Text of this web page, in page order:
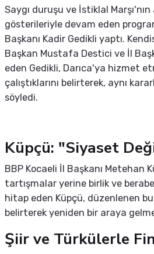
Saygı duruşu ve İstiklal
gösterileriyle devam eden
Başkanı Kadir Gedikli yaptı.
Başkan Mustafa Destici ve İl
eden Gedikli, Darıca'ya hizmet
çalıştıklarını belirterek, aynı
söyledi.
Küpçü: "Siyaset
BBP Kocaeli İl Başkanı Metehan
tartışmalar yerine birlik ve
hitap eden Küpçü, düzenlenen
belirterek yeniden bir araya
Şiir ve Türkülerle